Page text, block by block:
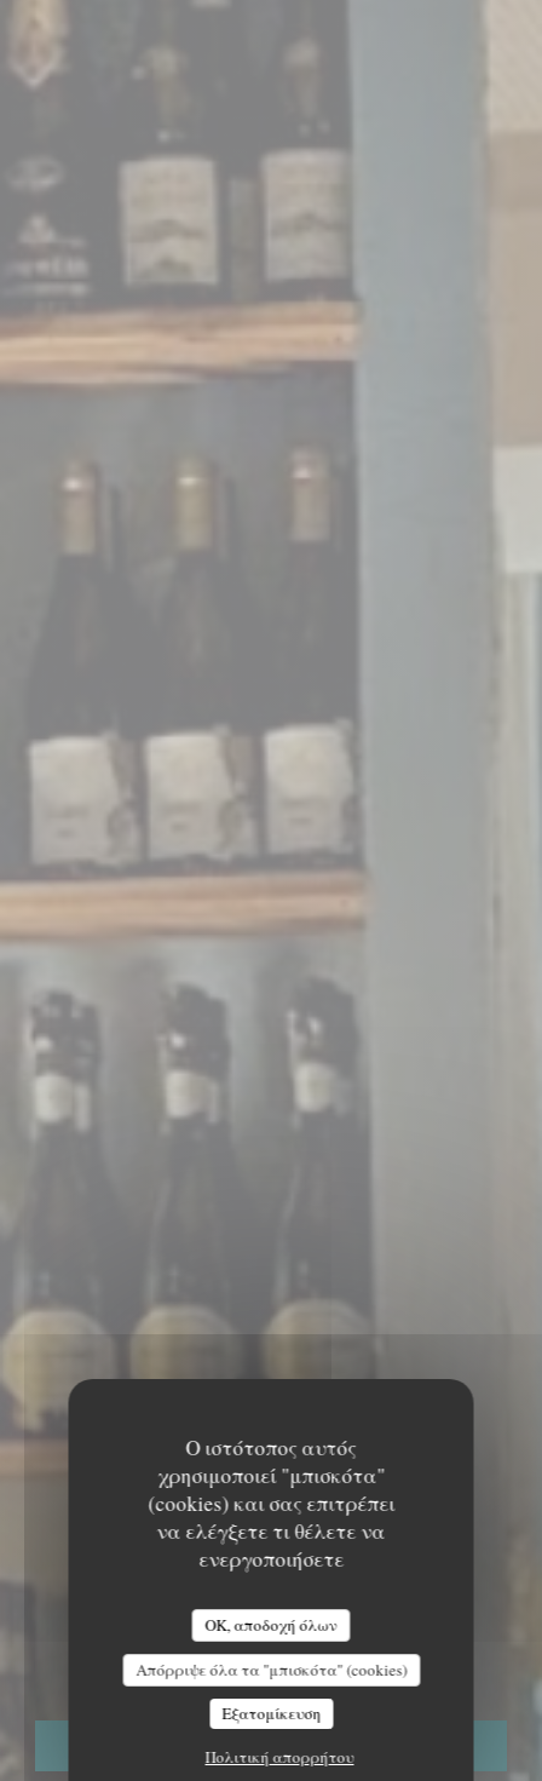
Ο ιστότοπος αυτός
χρησιμοποιεί "μπισκότα"
(cookies) και σας επιτρέπει
να ελέγξετε τι θέλετε να
ενεργοποιήσετε
OK, αποδοχή όλων
Απόρριψε όλα τα "μπισκότα" (cookies)
Εξατομίκευση
Πολιτική απορρήτου
ΠΑΡΑΔΟΣΙΑΚΌ ΕΣΤΙΑΤΌΡΙΟ
• PARIS
LES DEMOISELLES